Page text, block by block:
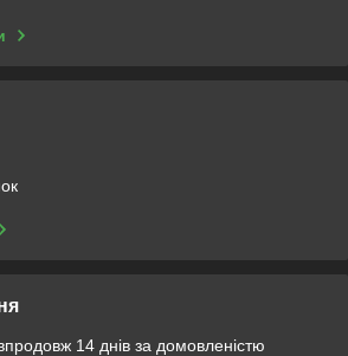
14 днів за домовленістю